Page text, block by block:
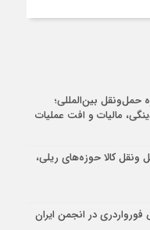
حمل‌ونقل بین‌المللی؛
مالیات و افت عملیات
کالا حوزه‌های ریلی،
در انجمن ایران